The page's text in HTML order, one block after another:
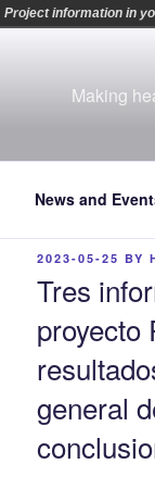
Making
News and
POSTED
2023-05-25 BY
Tres
proyecto
general
Project information in